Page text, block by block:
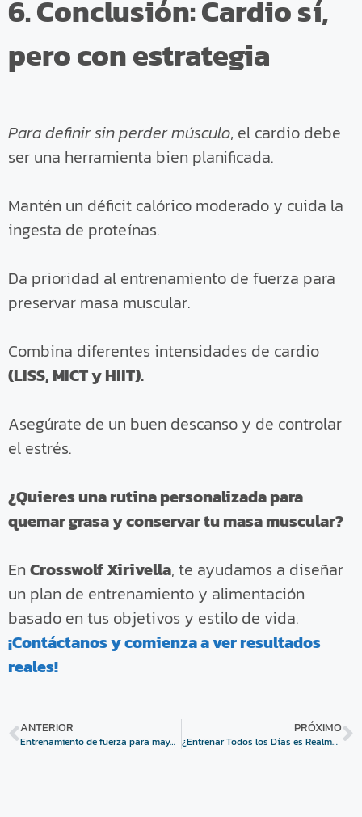
6. Conclusión: Cardio sí,
pero con estrategia
Para definir sin perder músculo, el cardio debe
ser una herramienta bien planificada.
Mantén un déficit calórico moderado y cuida la
ingesta de proteínas.
Da prioridad al entrenamiento de fuerza para
preservar masa muscular.
Combina diferentes intensidades de cardio
(LISS, MICT y HIIT).
Asegúrate de un buen descanso y de controlar
el estrés.
¿Quieres una rutina personalizada para
quemar grasa y conservar tu masa muscular?
En Crosswolf Xirivella, te ayudamos a diseñar
un plan de entrenamiento y alimentación
basado en tus objetivos y estilo de vida.
¡Contáctanos y comienza a ver resultados
reales!
ANTERIOR
Entrenamiento de fuerza para mayores de 40: mitos y realidad
PRÓXIMO
¿Entrenar Todos los Días es Realmente Necesario? El Peligro del Sobreentrenamiento